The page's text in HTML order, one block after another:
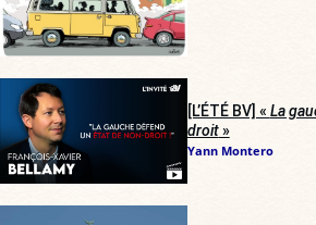
[L’ÉTÉ BV] « La
droit»
Yann Montero